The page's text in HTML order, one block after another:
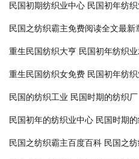
民国初期纺织业中心 民国初年纺织
民国之纺织霸主免费阅读全文最新
重生民国纺织大亨 民国初年纺织
重生民国纺织女免费 民国初年纺
民国的纺织工业 民国时期的纺织厂
民国初年的纺织业中心 民国时期
民国之纺织霸主百度百科 民国之